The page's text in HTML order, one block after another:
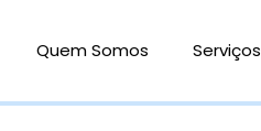
Quem Somos Serviços